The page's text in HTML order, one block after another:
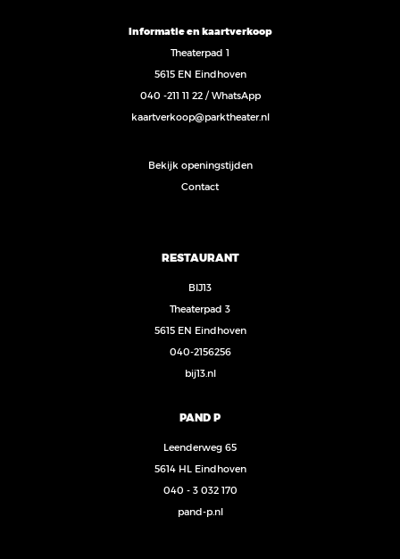
Informatie en kaartverkoop
Theaterpad 1
5615 EN Eindhoven
040 -211 11 22/WhatsApp
kaartverkoop@parktheater.nl
Bekijk openingstijden
Contact
RESTAURANT
BIJ13
Theaterpad 3
5615 EN Eindhoven
040-2156256
bij13.nl
PAND P
Leenderweg 65
5614 HL Eindhoven
040 - 3 032 170
pand-p.nl